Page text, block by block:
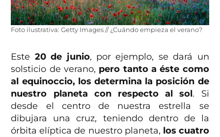
Foto ilustrativa: Getty Images // ¿Cuándo empieza el verano?
Este 20 de junio, por ejemplo, se dará un
solsticio de verano, pero tanto a éste como
al equinoccio, los determina la posición de
nuestro planeta con respecto al sol. Si
desde el centro de nuestra estrella se
dibujara una cruz, teniendo dentro de la
órbita elíptica de nuestro planeta, los cuatro